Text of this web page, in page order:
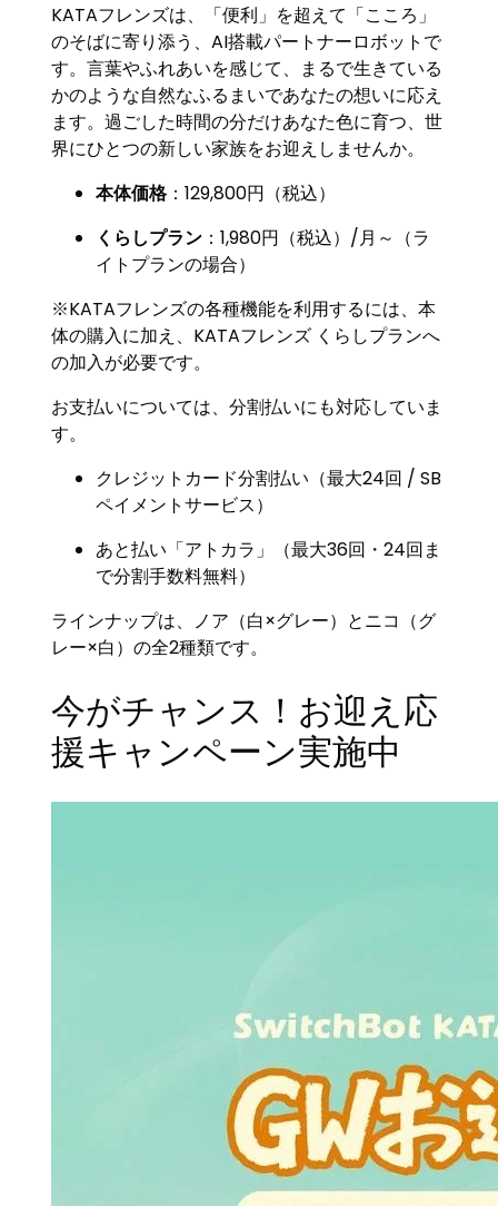
KATAフレンズは、「便利」を超えて「こころ」
のそばに寄り添う、AI搭載パートナーロボットで
す。言葉やふれあいを感じて、まるで生きている
かのような自然なふるまいであなたの想いに応え
ます。過ごした時間の分だけあなた色に育つ、世
界にひとつの新しい家族をお迎えしませんか。
本体価格：129,800円（税込）
くらしプラン ：1,980円（税込）/月～（ラ
イトプランの場合）
※KATAフレンズの各種機能を利用するには、本
体の購入に加え、KATAフレンズ くらしプランへ
の加入が必要です。
お支払いについては、分割払いにも対応していま
す。
クレジットカード分割払い（最大24回 / SB
ペイメントサービス）
あと払い「アトカラ」（最大36回・24回ま
で分割手数料無料）
ラインナップは、ノア（白×グレー）とニコ（グ
レー×白）の全2種類です。
今がチャンス！お迎え応
援キャンペーン実施中